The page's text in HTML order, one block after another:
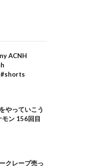
ACNH
やっていこう
ン 156回目
クレープ売っ